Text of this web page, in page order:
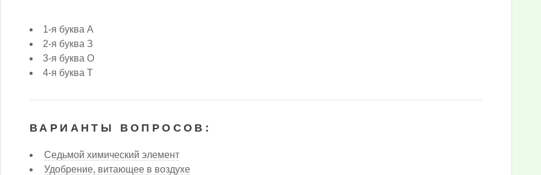
1-я буква А
2-я буква З
3-я буква О
4-я буква Т
ВАРИАНТЫ ВОПРОСОВ:
Седьмой химический элемент
Удобрение, витающее в воздухе